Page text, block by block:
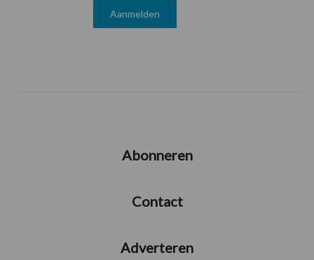
Abonneren
Contact
Adverteren